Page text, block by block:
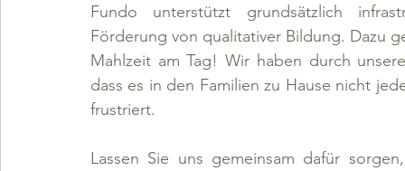
Fundo unterstützt grundsätzlich
Förderung von qualitativer Bildung. Dazu
Mahlzeit am Tag! Wir haben durch
dass es in den Familien zu Hause nicht
frustriert.
Lassen Sie uns gemeinsam dafür